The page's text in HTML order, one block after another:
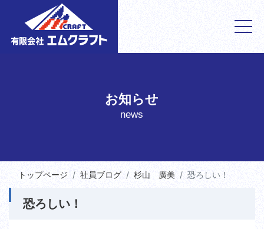
お知らせ
news
トップページ 社員ブログ 杉山 廣美 恐ろしい！
恐ろしい！